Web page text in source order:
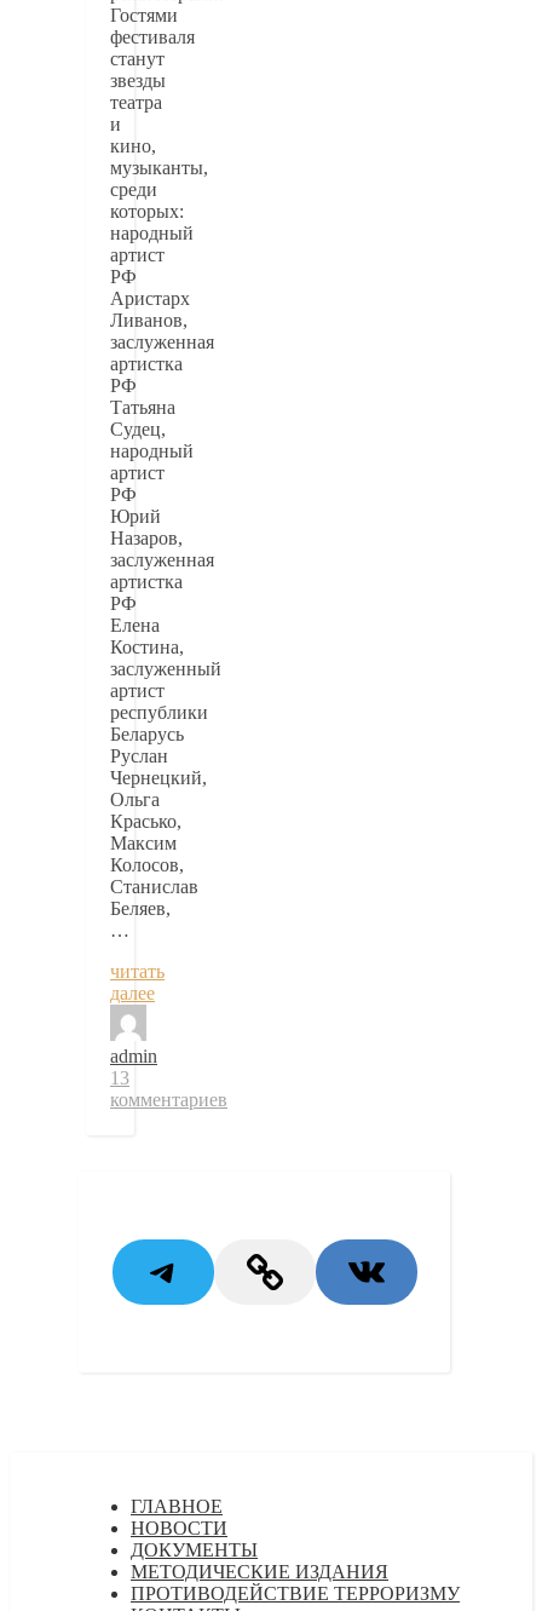
Гостями
фестиваля
станут
звезды
театра
и
кино,
музыканты,
среди
которых:
народный
артист
РФ
Аристарх
Ливанов,
заслуженная
артистка
РФ
Татьяна
Судец,
народный
артист
РФ
Юрий
Назаров,
заслуженная
артистка
РФ
Елена
Костина,
заслуженный
артист
республики
Беларусь
Руслан
Чернецкий,
Ольга
Красько,
Максим
Колосов,
Станислав
Беляев,
…
читать
далее
admin
13
комментариев
TelegramLink VK
ГЛАВНОЕ
НОВОСТИ
ДОКУМЕНТЫ
МЕТОДИЧЕСКИЕ ИЗДАНИЯ
ПРОТИВОДЕЙСТВИЕ ТЕРРОРИЗМУ